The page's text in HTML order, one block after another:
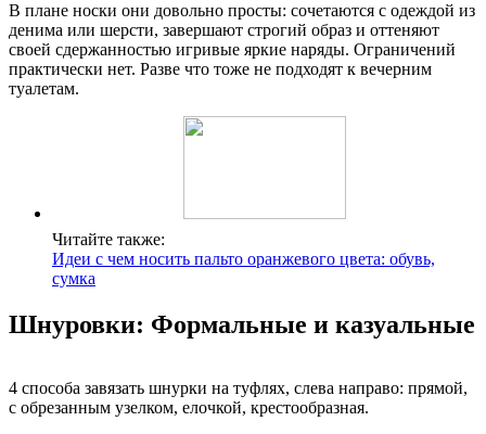
В плане носки они довольно просты: сочетаются с одеждой из
денима или шерсти, завершают строгий образ и оттеняют
своей сдержанностью игривые яркие наряды. Ограничений
практически нет. Разве что тоже не подходят к вечерним
туалетам.
Читайте также:
Идеи с чем носить пальто оранжевого цвета: обувь,
сумка
Шнуровки: Формальные и казуальные
4 способа завязать шнурки на туфлях, слева направо: прямой,
с обрезанным узелком, елочкой, крестообразная.